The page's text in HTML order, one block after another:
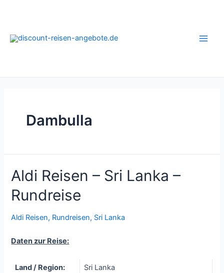
Dambulla
Aldi Reisen – Sri Lanka –
Rundreise
Aldi Reisen, Rundreisen, Sri Lanka
Daten zur Reise:
Land / Region:
Sri Lanka